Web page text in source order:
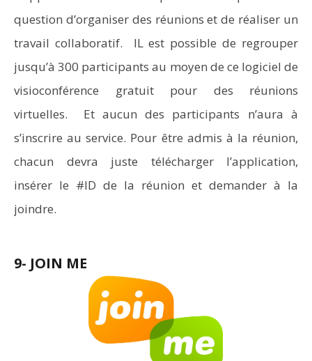
question d’organiser des réunions et de réaliser un
travail collaboratif. IL est possible de regrouper
jusqu’à 300 participants au moyen de ce logiciel de
visioconférence gratuit pour des réunions
virtuelles. Et aucun des participants n’aura à
s’inscrire au service. Pour être admis à la réunion,
chacun devra juste télécharger l’application,
insérer le #ID de la réunion et demander à la
joindre.
9- JOIN ME